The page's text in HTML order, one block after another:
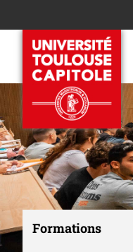
Formations